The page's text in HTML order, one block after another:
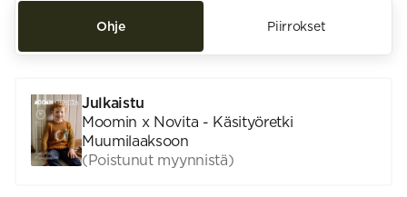
Ohje Piirrokset
Julkaistu
Moomin x Novita - Käsityöretki
Muumilaaksoon
(Poistunut myynnistä)